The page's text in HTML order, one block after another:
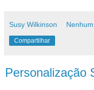
Susy Wilkinson
Compartilhar
Personalização